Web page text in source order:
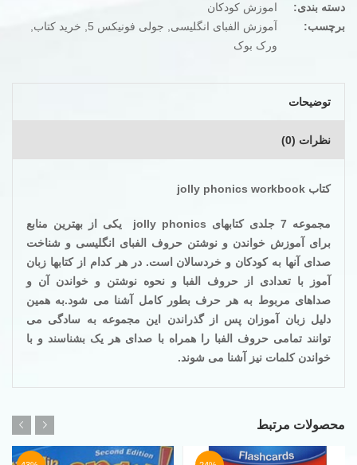
دسته بندی:
اموزش کودکان
برچسب:
آموزش الفبای انگلیسی , جولی فونیکس 5 , خرید کتاب,
ورک بوک
توضیحات
نظرات (0)
کتابjolly phonics workbook
مجموعه 7 جلدی کتابهای jolly phonics
یکی از بهترین منابع
برای آموزش خواندن و نوشتن حروف الفبای انگلیسی و شناخت
صدای آنها به کودکان و خردسالان است. در هر کدام از کتابها زبان
آموز با تعدادی از حروف الفبا و نحوه نوشتن و خواندن آن و
صداهای مربوط به هر حرف بطور کامل آشنا می شود.به همین
دلیل زبان آموزان پس از گذراندن این مجموعه به سادگی می
توانند تمامی حروف الفبا را همراه با صدای هر یک بشناسند و با
خواندن کلمات نیز آشنا می شوند.
محصولات مرتبط